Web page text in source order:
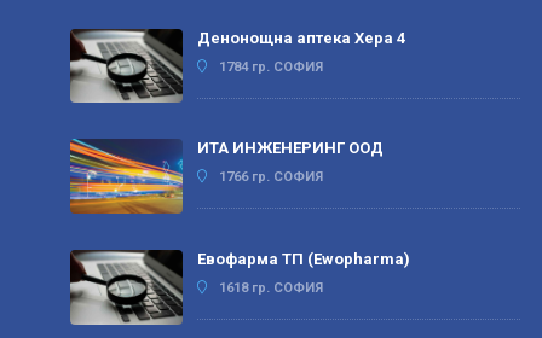
Денонощна аптека Хера 4
1784 гр. СОФИЯ
ИТА ИНЖЕНЕРИНГ ООД
1766 гр. СОФИЯ
Евофарма ТП (Ewopharma)
1618 гр. СОФИЯ